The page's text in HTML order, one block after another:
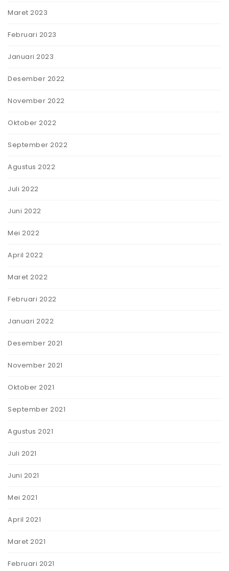
Maret 2023
Februari 2023
Januari 2023
Desember 2022
November 2022
Oktober 2022
September 2022
Agustus 2022
Juli 2022
Juni 2022
Mei 2022
April 2022
Maret 2022
Februari 2022
Januari 2022
Desember 2021
November 2021
Oktober 2021
September 2021
Agustus 2021
Juli 2021
Juni 2021
Mei 2021
April 2021
Maret 2021
Februari 2021